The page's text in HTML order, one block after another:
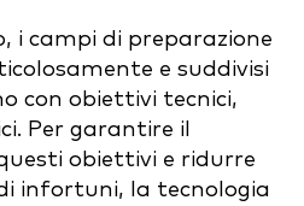
i campi di preparazione
e suddivisi
con obiettivi tecnici,
Per garantire il
obiettivi e ridurre
infortuni, la tecnologia